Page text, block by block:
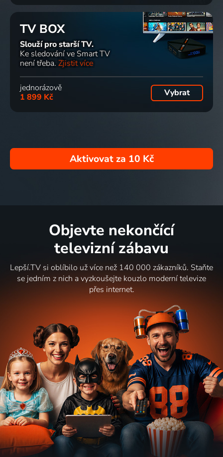
TV BOX
Slouží pro starší TV.
Ke sledování ve Smart TV
není třeba. Zjistit více
jednorázově
1 899 Kč
Vybrat
Aktivovat za 10 Kč
Objevte nekončící
televizní zábavu
Lepší.TV si oblíbilo už více než 140 000 zákazníků. Staňte
se jedním z nich a vyzkoušejte kouzlo moderní televize
přes internet.